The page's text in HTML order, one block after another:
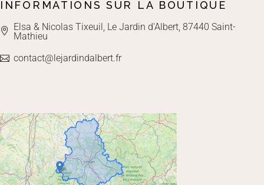
INFORMATIONS SUR LA BOUTIQUE
Elsa & Nicolas Tixeuil, Le Jardin d'Albert, 87440 Saint-
Mathieu
contact@lejardindalbert.fr